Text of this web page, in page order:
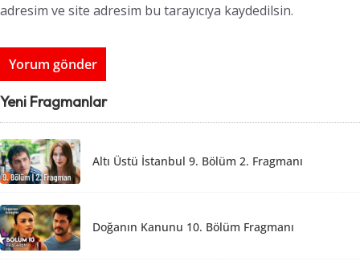
adresim ve site adresim bu tarayıcıya kaydedilsin.
Yeni Fragmanlar
Altı Üstü İstanbul 9. Bölüm 2. Fragmanı
Doğanın Kanunu 10. Bölüm Fragmanı